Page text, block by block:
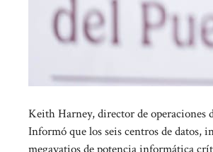
Keith Harney, director de operaciones
Informó que los seis centros de datos,